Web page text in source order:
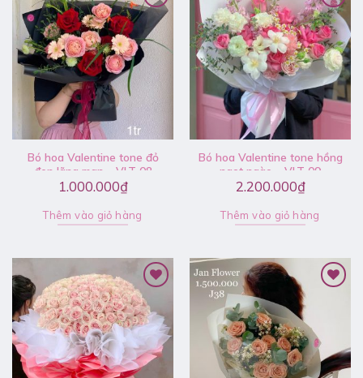
Bó hoa Valentine tone đỏ
đen lãng mạn – VLT 08
1.000.000₫
Thêm vào giỏ hàng
Bó hoa Valentine tone hồng
ngọt ngào – VLT 09
2.200.000₫
Thêm vào giỏ hàng